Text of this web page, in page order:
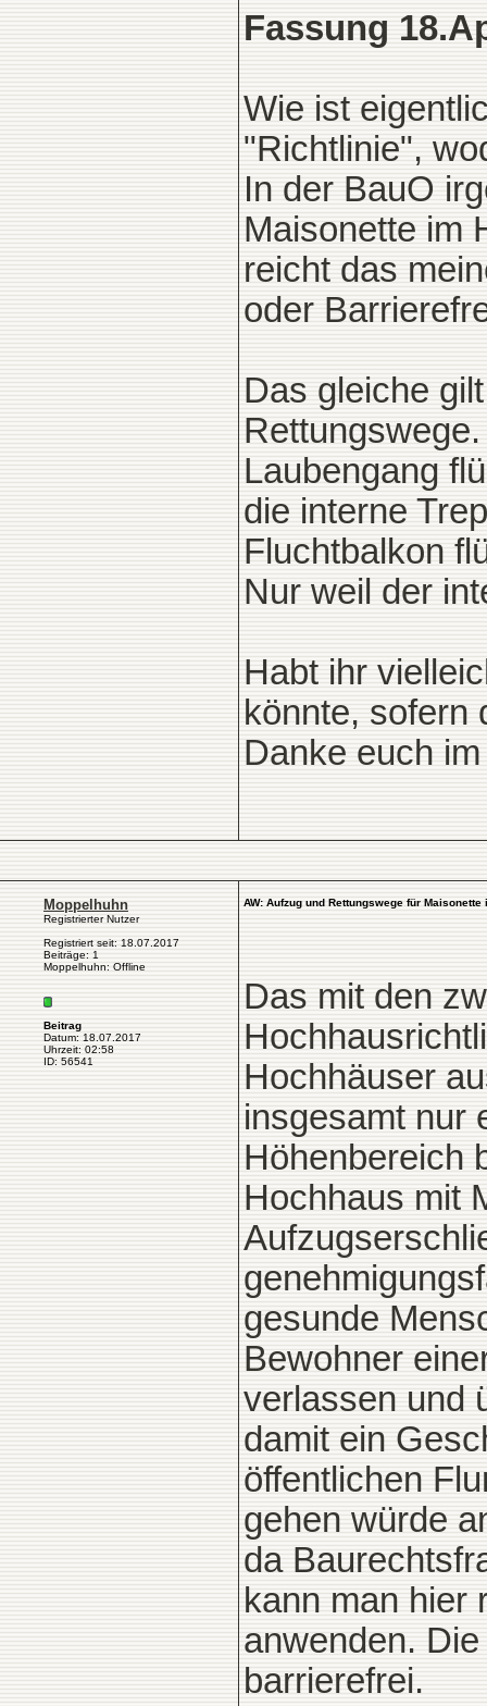
Fassung
Wie ist
"Richtlinie",
In der BauO
Maisonette im
reicht das
oder
Das gleiche
Laubengang
die interne
Fluchtbalkon
Nur weil der
Habt ihr
könnte, sofern
Danke euch
Moppelhuhn
Registrierter Nutzer
Registriert seit: 18.07.2017
Beiträge: 1
Moppelhuhn: Offline
Beitrag
Datum: 18.07.2017
Uhrzeit: 02:58
ID: 56541
AW: Aufzug und Rettungswege für Maisonette
Das mit den
Hochhäuser
insgesamt nur
Höhenbereich
Hochhaus mit
gesunde
Bewohner
verlassen und
damit ein
öffentlichen
gehen würde
da
kann man hier
anwenden.
barrierefrei.